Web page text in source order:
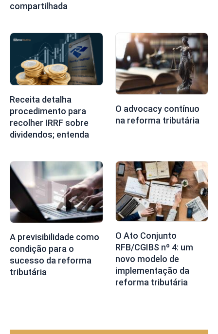
compartilhada
Receita detalha
procedimento para
recolher IRRF sobre
dividendos; entenda
O advocacy contínuo
na reforma tributária
A previsibilidade como
condição para o
sucesso da reforma
tributária
O Ato Conjunto
RFB/CGIBS nº 4: um
novo modelo de
implementação da
reforma tributária